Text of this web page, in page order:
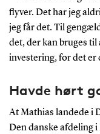
flyver. Det har jeg
jeg får det. Til
det, der kan bruges
investering, for det er
Havde hørt
At Mathias landede i
Den danske afdeling